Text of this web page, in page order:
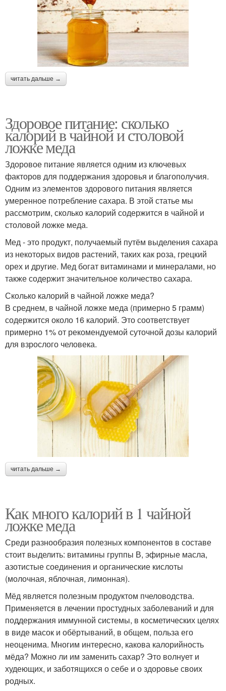
читать дальше →
Здоровое питание: сколько
калорий в чайной и столовой
ложке меда
Здоровое питание является одним из ключевых
факторов для поддержания здоровья и благополучия.
Одним из элементов здорового питания является
умеренное потребление сахара. В этой статье мы
рассмотрим, сколько калорий содержится в чайной и
столовой ложке меда.
Мед - это продукт, получаемый путём выделения сахара
из некоторых видов растений, таких как роза, грецкий
орех и другие. Мед богат витаминами и минералами, но
также содержит значительное количество сахара.
Сколько калорий в чайной ложке меда?
В среднем, в чайной ложке меда (примерно 5 грамм)
содержится около 16 калорий. Это соответствует
примерно 1% от рекомендуемой суточной дозы калорий
для взрослого человека.
читать дальше →
Как много калорий в 1 чайной
ложке меда
Среди разнообразия полезных компонентов в составе
стоит выделить: витамины группы В, эфирные масла,
азотистые соединения и органические кислоты
(молочная, яблочная, лимонная).
Мёд является полезным продуктом пчеловодства.
Применяется в лечении простудных заболеваний и для
поддержания иммунной системы, в косметических целях
в виде масок и обёртываний, в общем, польза его
неоценима. Многим интересно, какова калорийность
мёда? Можно ли им заменить сахар? Это волнует и
худеющих, и заботящихся о себе и о здоровье своих
родных.